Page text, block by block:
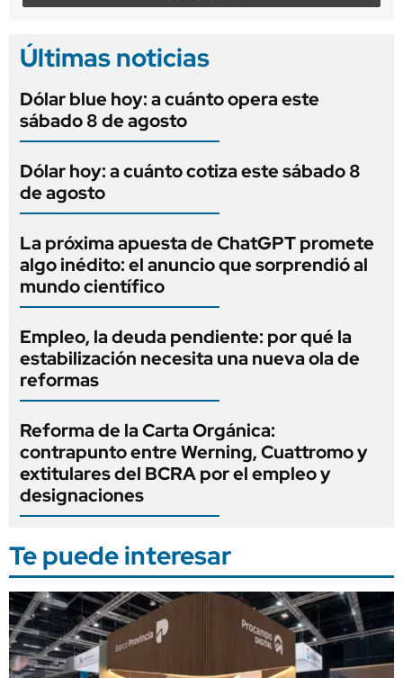
Últimas noticias
Dólar blue hoy: a cuánto opera este
sábado 8 de agosto
Dólar hoy: a cuánto cotiza este sábado 8
de agosto
La próxima apuesta de ChatGPT promete
algo inédito: el anuncio que sorprendió al
mundo científico
Empleo, la deuda pendiente: por qué la
estabilización necesita una nueva ola de
reformas
Reforma de la Carta Orgánica:
contrapunto entre Werning, Cuattromo y
extitulares del BCRA por el empleo y
designaciones
Te puede interesar